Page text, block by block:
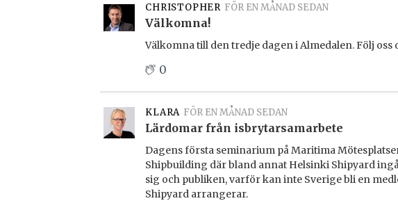
FÖR EN MÅNAD SEDAN
CHRISTOPHER
Välkomna!
Välkomna till den tredje dagen i Almedalen. Följ
0
FÖR EN MÅNAD SEDAN
KLARA
Lärdomar från isbrytarsamarbete
Dagens första seminarium på Maritima
Shipbuilding där bland annat Helsinki Shipyard
sig och publiken, varför kan inte Sverige bli en
Shipyard arrangerar.